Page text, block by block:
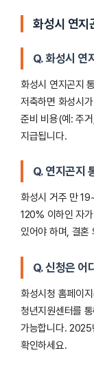
화성시 연지
Q. 화성시 연
화성시 연지곤지
저축하면 화성시
준비 비용(예: 주
지급됩니다.
Q. 연지곤지
화성시 거주 만
120% 이하인 자
있어야 하며, 결혼
Q. 신청은 어
화성시청 홈페이
청년지원센터를
가능합니다. 2025
확인하세요.